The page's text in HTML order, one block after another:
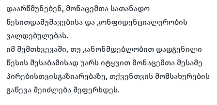
დაარწმუნებენ, მონაცემთა სათანადო
წესითდამუშავებისა და კონფიდენციალურობის
ვალდებულებას.
იმ შემთხვევაში, თუ კანონმდებლობით დადგენილი
წესის შესაბამისად უარს იტყვით მონაცემთა მესამე
პირებისთვისგაზიარებაზე, თქვენთვის მომსახურების
გაწევა შეიძლება შეფერხდეს.